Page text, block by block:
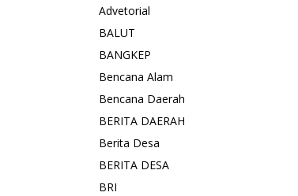
Advetorial
BALUT
BANGKEP
Bencana Alam
Bencana Daerah
BERITA DAERAH
Berita Desa
BERITA DESA
BRI